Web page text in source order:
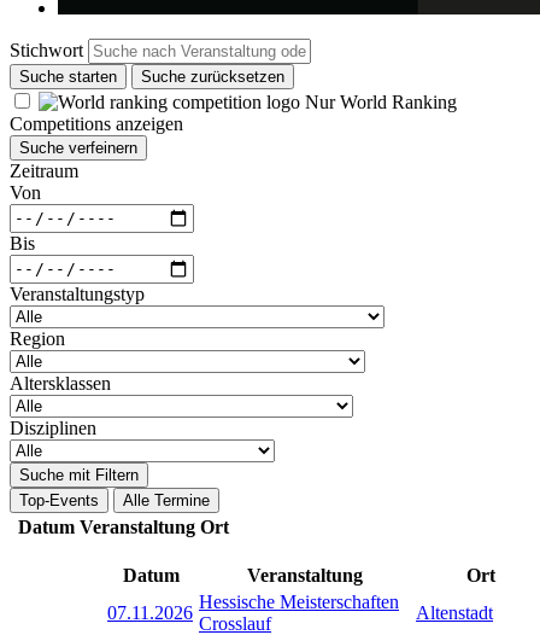
Stichwort
Suche starten Suche zurücksetzen
Nur World Ranking
Competitions anzeigen
Suche verfeinern
Zeitraum
Von
Bis
Veranstaltungstyp
Region
Altersklassen
Disziplinen
Suche mit Filtern
Top-Events
Alle Termine
Datum Veranstaltung Ort
Datum Veranstaltung
Ort
07.11.2026
Hessische Meisterschaften
Crosslauf
Altenstadt